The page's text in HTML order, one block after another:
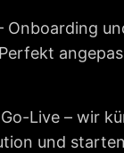
Onboarding
Live – wir
und